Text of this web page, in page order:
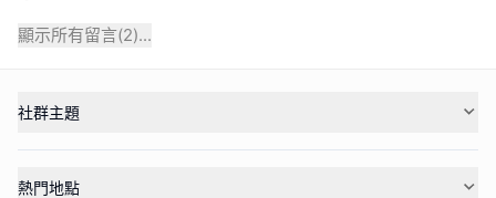
顯示所有留言(2)...
社群主題
熱門地點